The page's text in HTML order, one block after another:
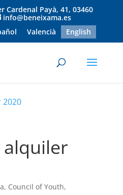
Cardenal Payà, 41, 03460
info@beneixama.es
Valencià English
2020
alquiler
, Council of Youth,